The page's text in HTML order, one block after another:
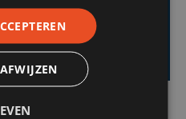
worden?
weten